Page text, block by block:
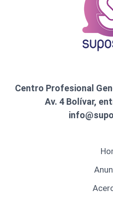
Centro Profesional
Av. 4 Bolívar,